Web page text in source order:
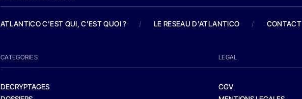
ATLANTICO C'EST QUI, C'EST QUOI ? / LE RESEAU D'ATLANTICO / CONTACT
CATEGORIES
DECRYPTAGES
LEGAL
CGV